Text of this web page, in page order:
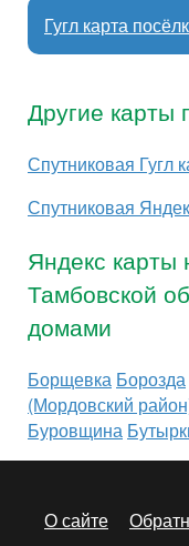
Гугл карта
Другие карты
Спутниковая Гугл
Спутниковая
Яндекс карты
Тамбовской
домами
Борщевка Борозда
(Мордовский
Буровщина
О сайте